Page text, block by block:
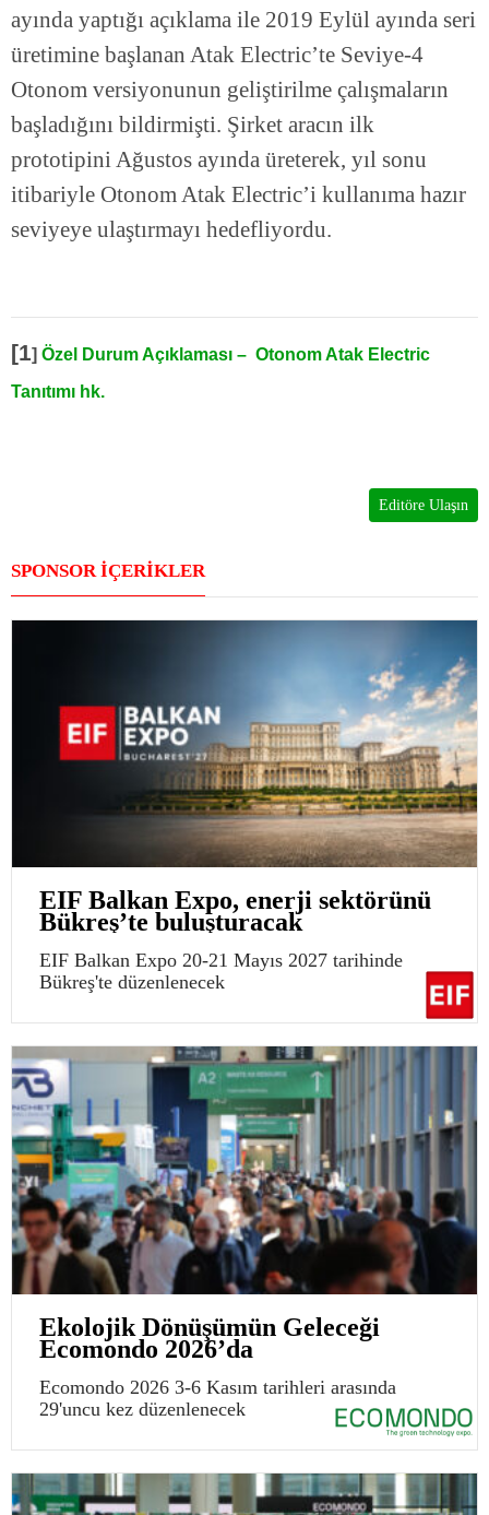
ayında yaptığı açıklama ile 2019 Eylül ayında seri
üretimine başlanan Atak Electric’te Seviye-4
Otonom versiyonunun geliştirilme çalışmaların
başladığını bildirmişti. Şirket aracın ilk
prototipini Ağustos ayında üreterek, yıl sonu
itibariyle Otonom Atak Electric’i kullanıma hazır
seviyeye ulaştırmayı hedefliyordu.
[1] Özel Durum Açıklaması – Otonom Atak Electric
Tanıtımı hk.
Editöre Ulaşın
SPONSOR İÇERİKLER
EIF Balkan Expo, enerji sektörünü
Bükreş’te buluşturacak
EIF Balkan Expo 20-21 Mayıs 2027 tarihinde
Bükreş'te düzenlenecek
Ekolojik Dönüşümün Geleceği
Ecomondo 2026’da
Ecomondo 2026 3-6 Kasım tarihleri arasında
29'uncu kez düzenlenecek